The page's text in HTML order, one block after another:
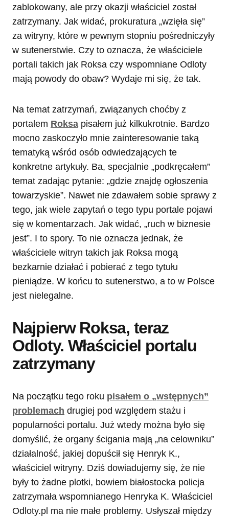
zablokowany, ale przy okazji właściciel został
zatrzymany. Jak widać, prokuratura „wzięła się”
za witryny, które w pewnym stopniu pośredniczyły
w sutenerstwie. Czy to oznacza, że właściciele
portali takich jak Roksa czy wspomniane Odloty
mają powody do obaw? Wydaje mi się, że tak.
Na temat zatrzymań, związanych choćby z
portalem Roksa pisałem już kilkukrotnie. Bardzo
mocno zaskoczyło mnie zainteresowanie taką
tematyką wśród osób odwiedzających te
konkretne artykuły. Ba, specjalnie „podkręcałem”
temat zadając pytanie: „gdzie znajdę ogłoszenia
towarzyskie”. Nawet nie zdawałem sobie sprawy z
tego, jak wiele zapytań o tego typu portale pojawi
się w komentarzach. Jak widać, „ruch w biznesie
jest”. I to spory. To nie oznacza jednak, że
właściciele witryn takich jak Roksa mogą
bezkarnie działać i pobierać z tego tytułu
pieniądze. W końcu to sutenerstwo, a to w Polsce
jest nielegalne.
Najpierw Roksa, teraz
Odloty. Właściciel portalu
zatrzymany
Na początku tego roku pisałem o „wstępnych”
problemach drugiej pod względem stażu i
popularności portalu. Już wtedy można było się
domyślić, że organy ścigania mają „na celowniku”
działalność, jakiej dopuścił się Henryk K.,
właściciel witryny. Dziś dowiadujemy się, że nie
były to żadne plotki, bowiem białostocka policja
zatrzymała wspomnianego Henryka K. Właściciel
Odloty.pl ma nie małe problemy. Usłyszał między